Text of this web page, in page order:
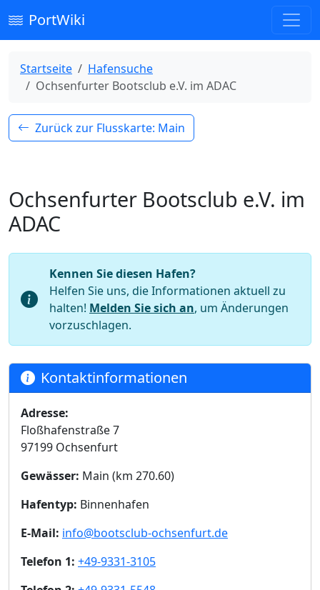
PortWiki
Startseite
Hafensuche
Ochsenfurter Bootsclub e.V. im ADAC
Zurück zur Flusskarte: Main
Ochsenfurter Bootsclub e.V. im
ADAC
Kennen Sie diesen Hafen?
Helfen Sie uns, die Informationen aktuell zu
halten! Melden Sie sich an, um Änderungen
vorzuschlagen.
Kontaktinformationen
Adresse:
Floßhafenstraße 7
97199 Ochsenfurt
Gewässer: Main (km 270.60)
Hafentyp: Binnenhafen
E-Mail: info@bootsclub-ochsenfurt.de
Telefon 1: +49-9331-3105